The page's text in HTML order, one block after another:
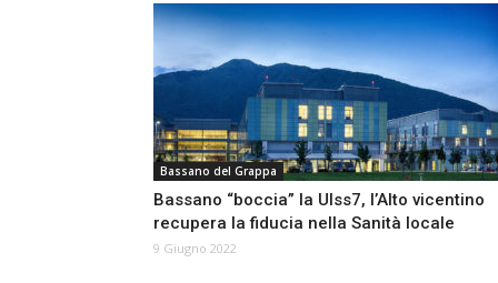
Bassano del Grappa
Bassano “boccia” la Ulss7, l’Alto vicentino
recupera la fiducia nella Sanità locale
9 Giugno 2022